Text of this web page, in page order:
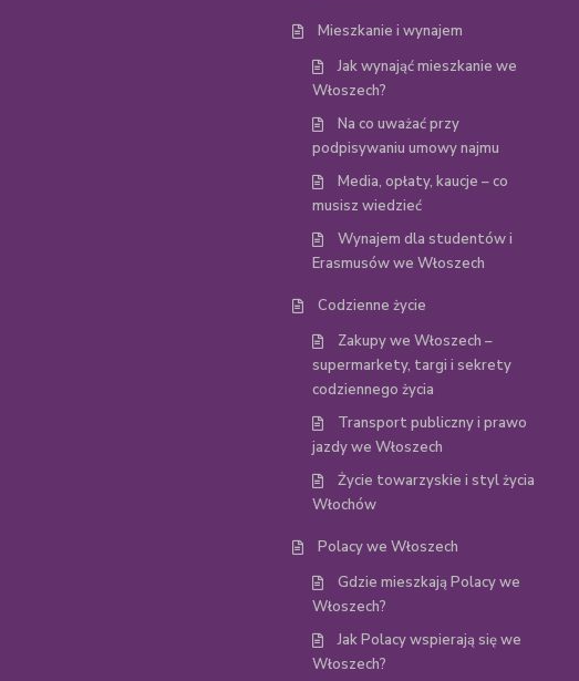
Mieszkanie i wynajem
Jak wynająć mieszkanie we
Włoszech?
Na co uważać przy
podpisywaniu umowy najmu
Media, opłaty, kaucje – co
musisz wiedzieć
Wynajem dla studentów i
Erasmusów we Włoszech
Codzienne życie
Zakupy we Włoszech –
supermarkety, targi i sekrety
codziennego życia
Transport publiczny i prawo
jazdy we Włoszech
Życie towarzyskie i styl życia
Włochów
Polacy we Włoszech
Gdzie mieszkają Polacy we
Włoszech?
Jak Polacy wspierają się we
Włoszech?